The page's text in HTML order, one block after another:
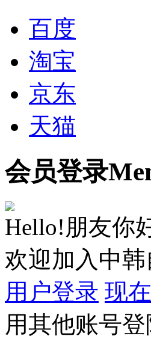
百度
淘宝
京东
天猫
会员登录
Hello!朋友你
欢迎加入中
用户登录 现
用其他账号登